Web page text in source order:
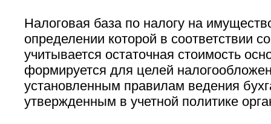
Налоговая база по налогу на
определении которой в соответствии
учитывается остаточная стоимость
формируется для целей
установленным правилам ведения
утвержденным в учетной политике